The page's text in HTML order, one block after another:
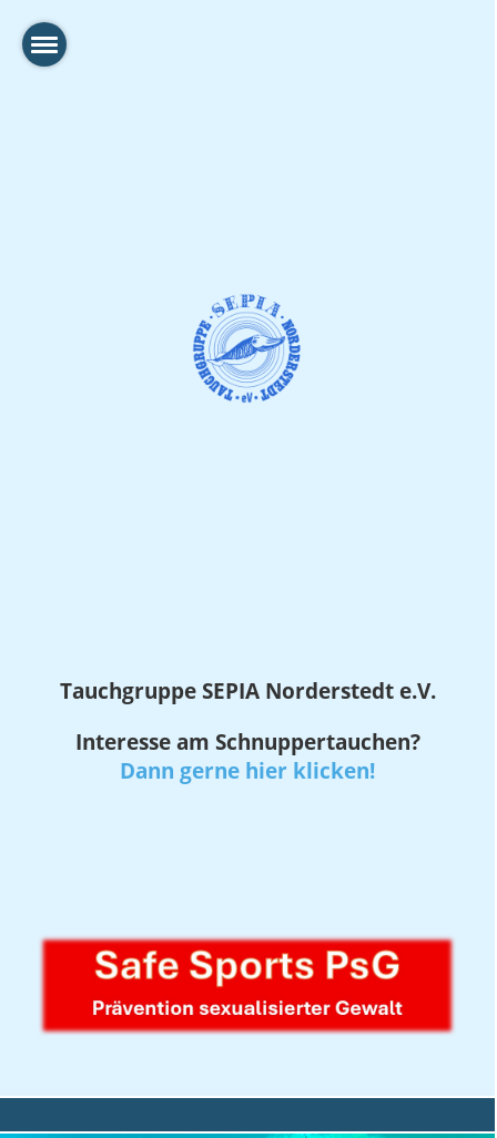
Tauchgruppe SEPIANorderstedt e.V.
Interesse am Schnuppertauchen?
Dann gerne hier klicken!